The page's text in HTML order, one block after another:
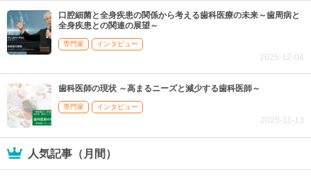
口腔細菌と全身疾患の関係から考える歯科医療の未来～歯周病と
全身疾患との関連の展望～
専門家 インタビュー
2025-12-04
歯科医師の現状 ～高まるニーズと減少する歯科医師～
専門家 インタビュー
2025-11-13
人気記事（月間）